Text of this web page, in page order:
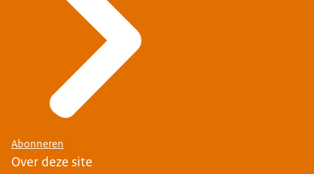
Abonneren
Over deze site